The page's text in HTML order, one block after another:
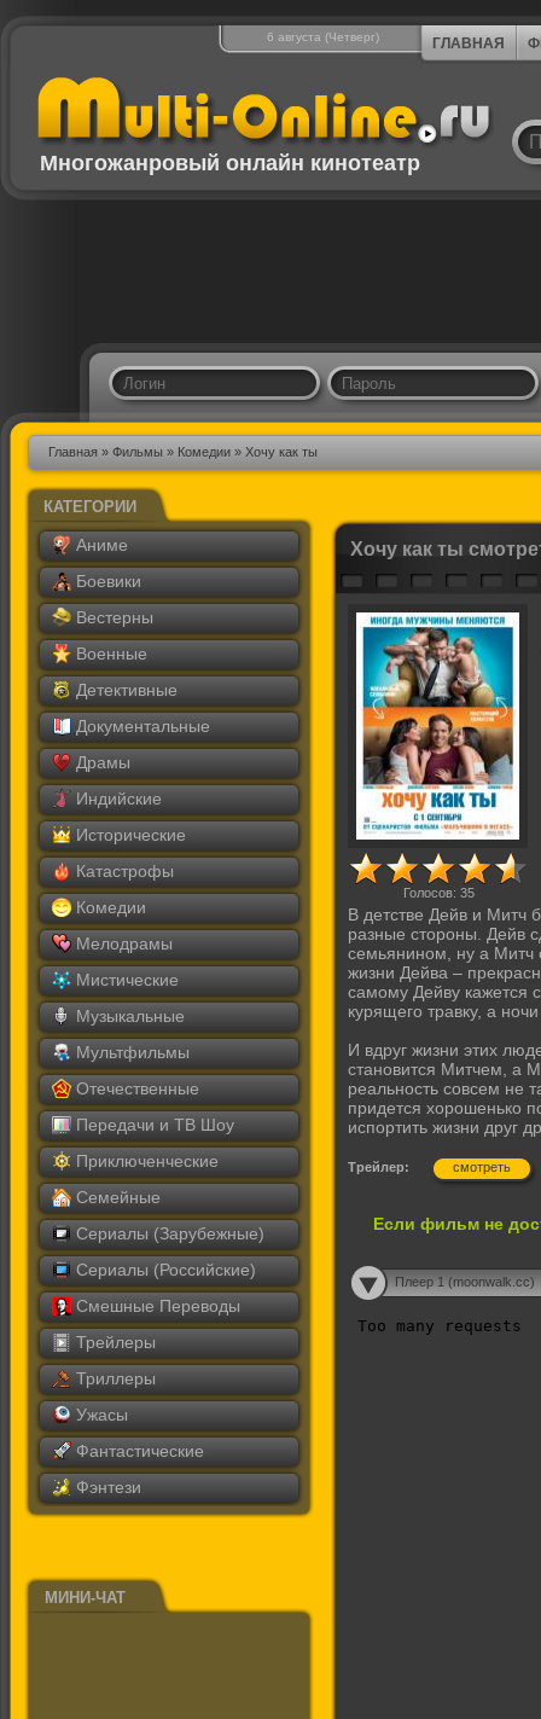
6 августа (Четверг) ГЛАВНАЯ
Многожанровый онлайн кинотеатр
Главная » Фильмы » Комедии » Хочу как ты
КАТЕГОРИИ
Аниме
Боевики
Вестерны
Военные
Детективные
Документальные
Драмы
Индийские
Исторические
Катастрофы
Комедии
Мелодрамы
Мистические
Музыкальные
Мультфильмы
Отечественные
Передачи и ТВ Шоу
Приключенческие
Семейные
Сериалы (Зарубежные)
Сериалы (Российские)
Смешные Переводы
Трейлеры
Триллеры
Ужасы
Фантастические
Фэнтези
МИНИ-ЧАТ
Хочу как ты
Голосов: 35
В детстве Дейв и Митч
разные стороны. Дейв
семьянином, ну а Митч
жизни Дейва –
самому Дейву кажется
курящего травку, а
И вдруг жизни этих
становится Митчем, а
реальность совсем не
придется хорошенько
испортить жизни друг
Трейлер: смотреть
Если фильм не
Плеер 1 (moonwalk.cc)